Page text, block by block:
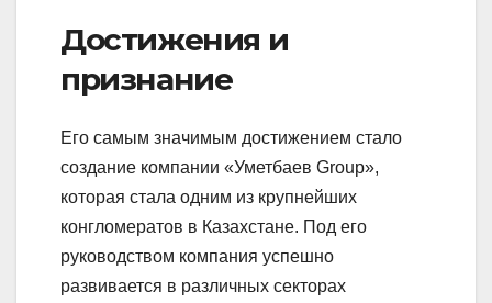
Достижения и
признание
Его самым значимым достижением стало
создание компании «Уметбаев Group»,
которая стала одним из крупнейших
конгломератов в Казахстане. Под его
руководством компания успешно
развивается в различных секторах